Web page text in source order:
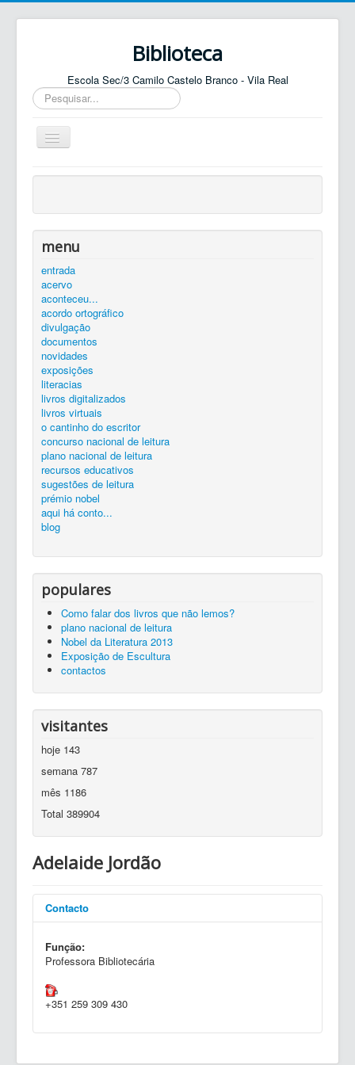
Biblioteca
Escola Sec/3 Camilo Castelo Branco - Vila Real
Pesquisar...
Ativar/Desativar
navegação
entrada
catálogo
equipa
elos
contactos
autenticar
silêncio...
ler é preciso...
exposições...
livroscatálogo
zona de trabalho
Entrada
menu
entrada
acervo
aconteceu...
acordo ortográfico
divulgação
documentos
novidades
exposições
literacias
livros digitalizados
livros virtuais
o cantinho do escritor
concurso nacional de leitura
plano nacional de leitura
recursos educativos
sugestões de leitura
prémio nobel
aqui há conto...
blog
populares
Como falar dos livros que não lemos?
plano nacional de leitura
Nobel da Literatura 2013
Exposição de Escultura
contactos
visitantes
hoje 143
semana 787
mês 1186
Total 389904
Adelaide Jordão
Contacto
Função:
Professora Bibliotecária
+351 259 309 430